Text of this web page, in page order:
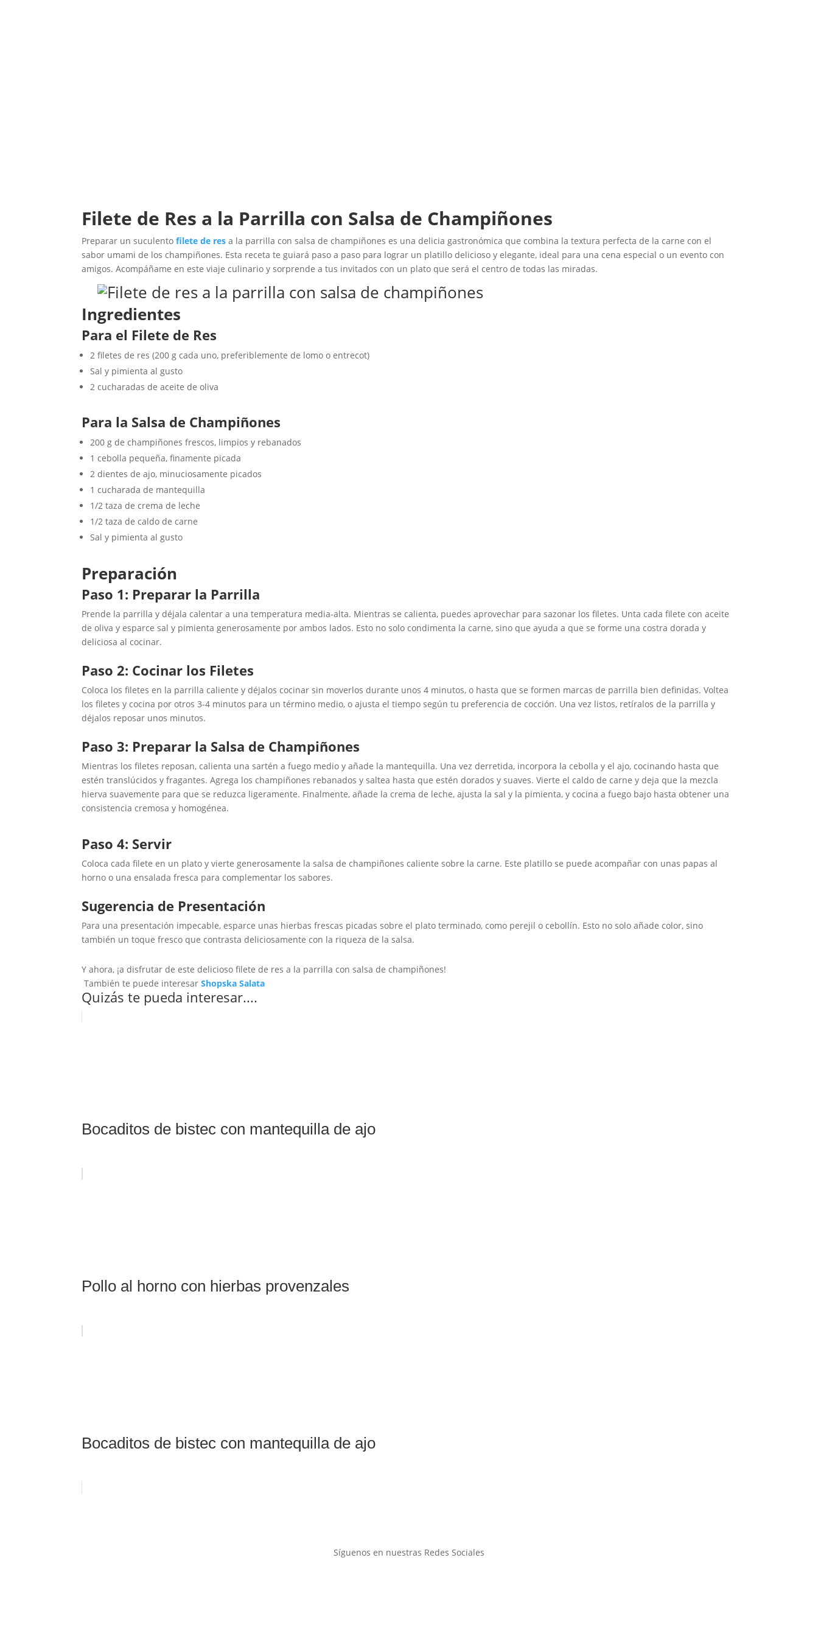
Filete de Res a la Parrilla con Salsa de Champiñones
Preparar un suculentofilete de res a la parrilla con salsa de champiñones es una delicia gastronómica que combina la textura perfecta de la carne con el
sabor umami de los champiñones. Esta receta te guiará paso a paso para lograr un platillo delicioso y elegante, ideal para una cena especial o un evento con
amigos. Acompáñame en este viaje culinario y sorprende a tus invitados con un plato que será el centro de todas las miradas.
Ingredientes
Para el Filete de Res
2 filetes de res (200 g cada uno, preferiblemente de lomo o entrecot)
Sal y pimienta al gusto
2 cucharadas de aceite de oliva
Para la Salsa de Champiñones
200 g de champiñones frescos, limpios y rebanados
1 cebolla pequeña, finamente picada
2 dientes de ajo, minuciosamente picados
1 cucharada de mantequilla
1/2 taza de crema de leche
1/2 taza de caldo de carne
Sal y pimienta al gusto
Preparación
Paso 1: Preparar la Parrilla
Prende la parrilla y déjala calentar a una temperatura media-alta. Mientras se calienta, puedes aprovechar para sazonar los filetes. Unta cada filete con aceite
de oliva y esparce sal y pimienta generosamente por ambos lados. Esto no solo condimenta la carne, sino que ayuda a que se forme una costra dorada y
deliciosa al cocinar.
Paso 2: Cocinar los Filetes
Coloca los filetes en la parrilla caliente y déjalos cocinar sin moverlos durante unos 4 minutos, o hasta que se formen marcas de parrilla bien definidas. Voltea
los filetes y cocina por otros 3-4 minutos para un término medio, o ajusta el tiempo según tu preferencia de cocción. Una vez listos, retíralos de la parrilla y
déjalos reposar unos minutos.
Paso 3: Preparar la Salsa de Champiñones
Mientras los filetes reposan, calienta una sartén a fuego medio y añade la mantequilla. Una vez derretida, incorpora la cebolla y el ajo, cocinando hasta que
estén translúcidos y fragantes. Agrega los champiñones rebanados y saltea hasta que estén dorados y suaves. Vierte el caldo de carne y deja que la mezcla
hierva suavemente para que se reduzca ligeramente. Finalmente, añade la crema de leche, ajusta la sal y la pimienta, y cocina a fuego bajo hasta obtener una
consistencia cremosa y homogénea.
Paso 4: Servir
Coloca cada filete en un plato y vierte generosamente la salsa de champiñones caliente sobre la carne. Este platillo se puede acompañar con unas papas al
horno o una ensalada fresca para complementar los sabores.
Sugerencia de Presentación
Para una presentación impecable, esparce unas hierbas frescas picadas sobre el plato terminado, como perejil o cebollín. Esto no solo añade color, sino
también un toque fresco que contrasta deliciosamente con la riqueza de la salsa.
Y ahora, ¡a disfrutar de este delicioso filete de res a la parrilla con salsa de champiñones!
También te puede interesarShopska Salata
Quizás te pueda interesar....
Bocaditos de bistec con mantequilla de ajo
Pollo al horno con hierbas provenzales
Bocaditos de bistec con mantequilla de ajo
Síguenos en nuestras Redes Sociales